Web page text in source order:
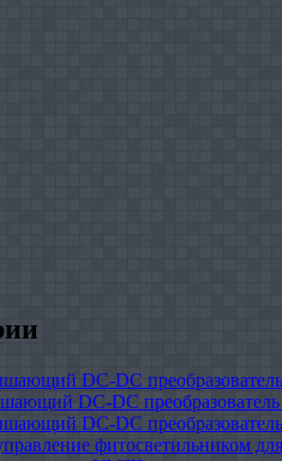
DC-DC
DC-DC
DC-DC
фитосветильником